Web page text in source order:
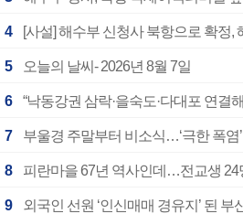
4 [사설] 해수부 신청사 북항으로 확정,
5 오늘의 날씨- 2026년 8월 7일
6 “낙동강권 삼락·을숙도·다대포 연결
7 부울경 주말부터 비소식…‘극한 폭염
8 피란마을 67년 역사인데…전교생 24
9 외국인 선원 ‘인신매매 경유지’ 된